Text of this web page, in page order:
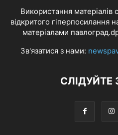
Використання матеріалів
відкритого гіперпосилання
матеріалами
Зв'язатися з нами:
СЛІДУЙТЕ